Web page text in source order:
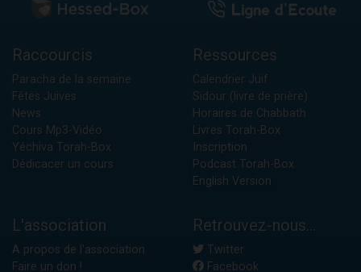
Raccourcis
Paracha de la semaine
Fêtes Juives
News
Cours Mp3-Vidéo
Yéchiva Torah-Box
Dédicacer un cours
Ressources
Calendrier Juif
Sidour (livre de prière)
Horaires de Chabbath
Livres Torah-Box
Inscription
Podcast Torah-Box
English Version
L'association
A propos de l'association
Faire un don !
Retrouvez-nous...
Twitter
Facebook